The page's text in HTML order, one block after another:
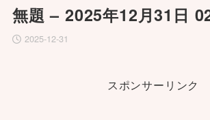
無題 – 2025年12月31日
2025-12-31
スポンサーリンク